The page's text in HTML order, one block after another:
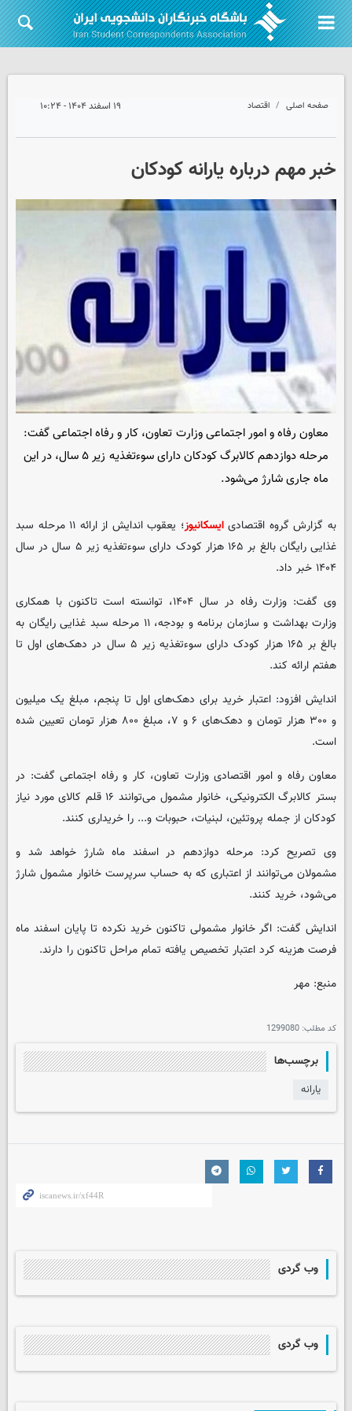
صفحه اصلی اقتصاد ۱۹ اسفند ۱۴۰۴ - ۱۰:۲۴
خبر مهم درباره یارانه کودکان
معاون رفاه و امور اجتماعی وزارت تعاون، کار و رفاه اجتماعی گفت:
مرحله دوازدهم کالابرگ کودکان دارای سوءتغذیه زیر ۵ سال، در این
ماه جاری شارژ می‌شود.
به گزارش گروه اقتصادیایسکانیوز
؛ یعقوب اندایش از ارائه ۱۱ مرحله سبد
غذایی رایگان بالغ بر ۱۶۵ هزار کودک دارای سوءتغذیه زیر ۵ سال در سال
۱۴۰۴ خبر داد.
وی گفت: وزارت رفاه در سال ۱۴۰۴، توانسته است تاکنون با همکاری
وزارت بهداشت و سازمان برنامه و بودجه، ۱۱ مرحله سبد غذایی رایگان به
بالغ بر ۱۶۵ هزار کودک دارای سوءتغذیه زیر ۵ سال در دهک‌های اول تا
هفتم ارائه کند.
اندایش افزود: اعتبار خرید برای دهک‌های اول تا پنجم، مبلغ یک میلیون
و ۳۰۰ هزار تومان و دهک‌های ۶ و ۷، مبلغ ۸۰۰ هزار تومان تعیین شده
است.
معاون رفاه و امور اقتصادی وزارت تعاون، کار و رفاه اجتماعی گفت: در
بستر کالابرگ الکترونیکی، خانوار مشمول می‌توانند ۱۶ قلم کالای مورد نیاز
کودکان از جمله پروتئین، لبنیات، حبوبات و... را خریداری کنند.
وی تصریح کرد: مرحله دوازدهم در اسفند ماه شارژ خواهد شد و
مشمولان می‌توانند از اعتباری که به حساب سرپرست خانوار مشمول شارژ
می‌شود، خرید کنند.
اندایش گفت: اگر خانوار مشمولی تاکنون خرید نکرده تا پایان اسفند ماه
فرصت هزینه کرد اعتبار تخصیص یافته تمام مراحل تاکنون را دارند.
منبع: مهر
کد مطلب: 1299080
برچسب‌ها
یارانه­
وب گردی
وب گردی